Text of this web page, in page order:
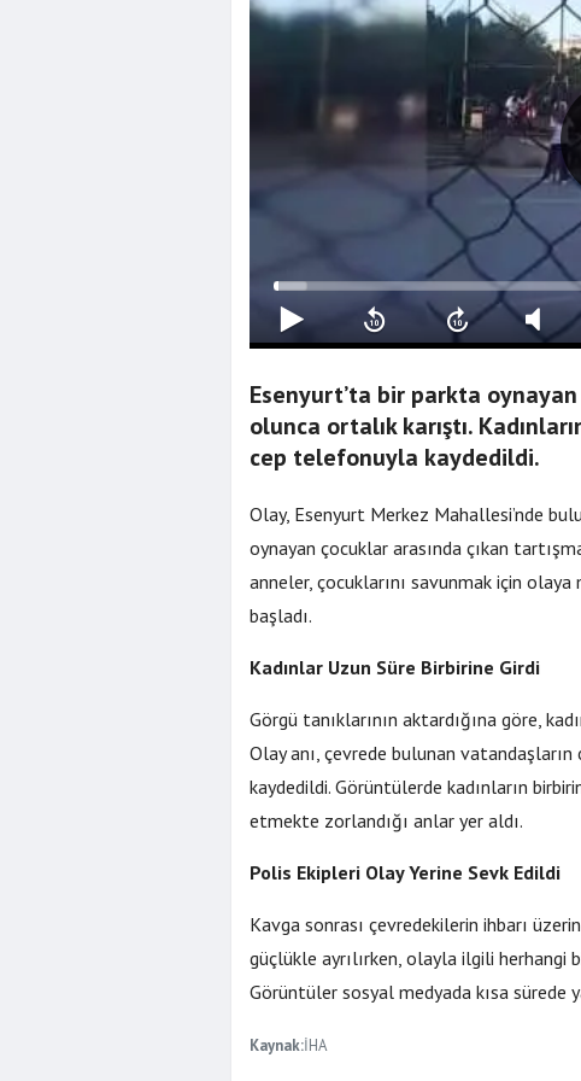
Esenyurt’ta bir parkta
olunca ortalık karıştı.
cep telefonuyla kaydedildi.
Olay, Esenyurt Merkez Mahallesi’nde
oynayan çocuklar arasında çıkan
anneler, çocuklarını savunmak için
başladı.
Kadınlar Uzun Süre Birbirine Girdi
Görgü tanıklarının aktardığına göre,
Olay anı, çevrede bulunan
kaydedildi. Görüntülerde kadınların
etmekte zorlandığı anlar yer aldı.
Polis Ekipleri Olay Yerine Sevk Edildi
Kavga sonrası çevredekilerin ihbarı
güçlükle ayrılırken, olayla ilgili herhangi
Görüntüler sosyal medyada kısa sürede
Kaynak:İHA
Ardahan
görüntüsü